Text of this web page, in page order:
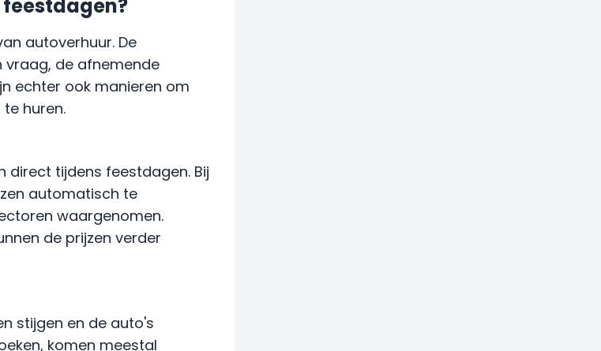
autoverhuur. De
vraag, de afnemende
echter ook manieren om
huren.
direct tijdens feestdagen. Bij
automatisch te
waargenomen.
de prijzen verder
stijgen en de auto's
komen meestal